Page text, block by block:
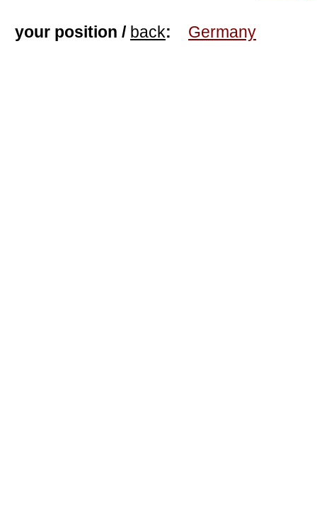
your position / back: Germany